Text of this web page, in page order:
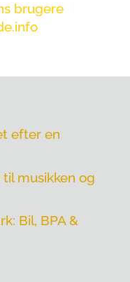
brugere
efter en
musikken og
Bil, BPA &